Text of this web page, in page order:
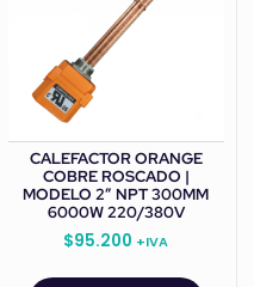
CALEFACTOR ORANGE
COBRE ROSCADO |
MODELO 2” NPT 300MM
6000W 220/380V
$95.200 +IVA